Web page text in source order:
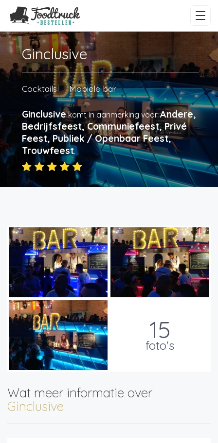
Ginclusive
Cocktails Mobiele bar
Ginclusivekomt in aanmerking voorAndere,
Bedrijfsfeest, Communiefeest, Privé
Feest, Publiek / Openbaar Feest,
Trouwfeest.
15
foto's
Wat meer informatie over
Ginclusive